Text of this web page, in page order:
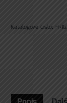
Katalogové číslo: